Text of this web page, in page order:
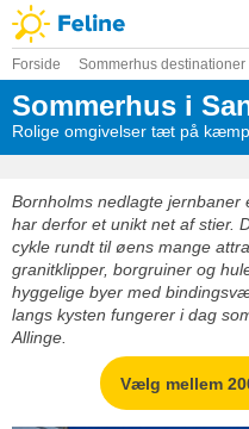
Forside Sommerhus destinationer
Sommerhus i
Rolige omgivelser tæt på
Bornholms nedlagte jernbaner
har derfor et unikt net af stier.
cykle rundt til øens mange
granitklipper, borgruiner og
hyggelige byer med
langs kysten fungerer i dag
Allinge.
Vælg mellem